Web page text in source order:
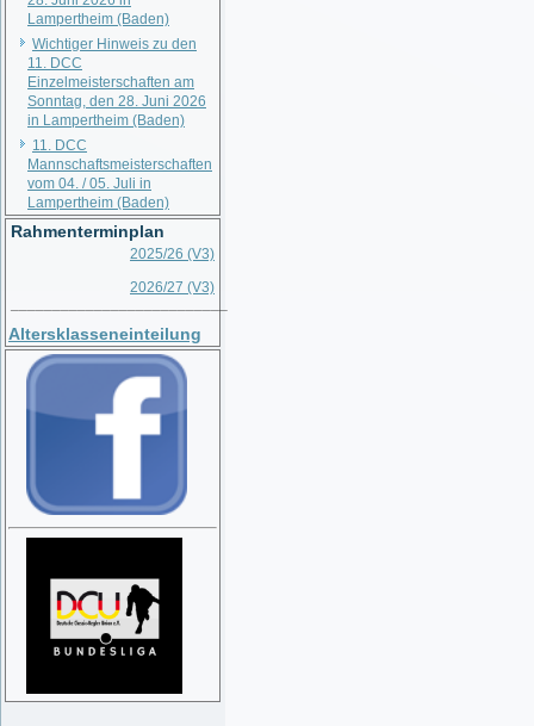
Lampertheim (Baden)
Wichtiger Hinweis zu den
11. DCC
Einzelmeisterschaften am
Sonntag, den 28. Juni 2026
in Lampertheim (Baden)
11. DCC
Mannschaftsmeisterschaften
vom 04. / 05. Juli in
Lampertheim (Baden)
Rahmenterminplan
2025/26 (V3)
2026/27 (V3)
Altersklasseneinteilung